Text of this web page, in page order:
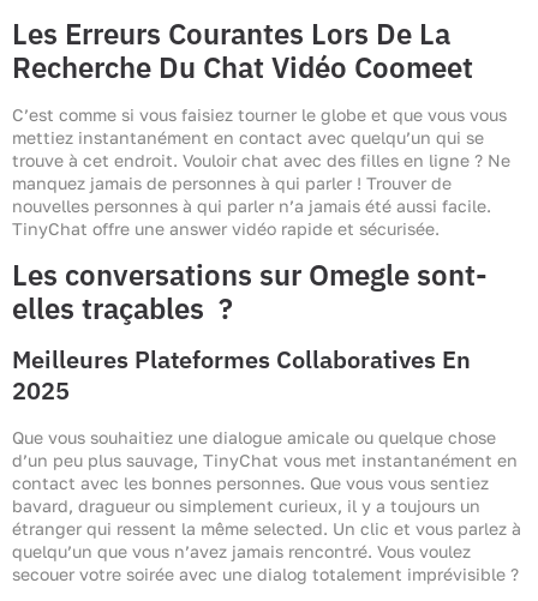
Les Erreurs Courantes Lors De La
Recherche Du Chat Vidéo Coomeet
C’est comme si vous faisiez tourner le globe et que vous vous
mettiez instantanément en contact avec quelqu’un qui se
trouve à cet endroit. Vouloir chat avec des filles en ligne ? Ne
manquez jamais de personnes à qui parler ! Trouver de
nouvelles personnes à qui parler n’a jamais été aussi facile.
TinyChat offre une answer vidéo rapide et sécurisée.
Les conversations sur Omegle sont-
elles traçables ?
Meilleures Plateformes Collaboratives En
2025
Que vous souhaitiez une dialogue amicale ou quelque chose
d’un peu plus sauvage, TinyChat vous met instantanément en
contact avec les bonnes personnes. Que vous vous sentiez
bavard, dragueur ou simplement curieux, il y a toujours un
étranger qui ressent la même selected. Un clic et vous parlez à
quelqu’un que vous n’avez jamais rencontré. Vous voulez
secouer votre soirée avec une dialog totalement imprévisible ?